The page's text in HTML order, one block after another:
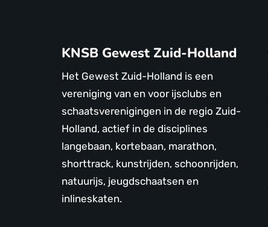
KNSB Gewest Zuid-Holland
Het Gewest Zuid-Holland is een
vereniging van en voor ijsclubs en
schaatsverenigingen in de regio Zuid-
Holland, actief in de disciplines
langebaan, kortebaan, marathon,
shorttrack, kunstrijden, schoonrijden,
natuurijs, jeugdschaatsen en
inlineskaten.